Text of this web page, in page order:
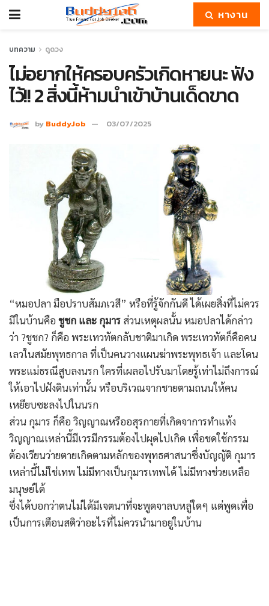
หางาน
บทความ ดูดวง
ไม่อยากให้ครอบครัวเกิดหายนะ ฟัง
ไว้!! 2 สิ่งนี้ห้ามนำเข้าบ้านเด็ดขาด
by BuddyJob 03/07/2025
“หมอปลา มือปราบสัมภเวสี” หรือที่รู้จักกันดี ได้เผยสิ่งที่ไม่ควร
มีในบ้านคือ ชูชก และ กุมาร ส่วนเหตุผลนั้น หมอปลาได้กล่าว
ว่า ?ชูชก? ก็คือ พระเทวทัตกลับชาติมาเกิด พระเทวทัตก็คือคน
เลวในสมัยพุทธกาล ที่เป็นคนวางแผนฆ่าพระพุทธเจ้า และโดน
พระแม่ธรณีสูบลงนรก ใครที่เผลอไปรับมาโดยรู้เท่าไม่ถึงการณ์
ให้เอาไปฝังดินเท่านั้น หรือบริเวณจากชายตามถนนให้คน
เหยียบซะลงไปในนรก
ส่วน กุมาร ก็คือ วิญญาณหรืออสุรกายที่เกิดจาการทำแท้ง
วิญญาณเหล่านี้มีเวรมีกรรมต้องไปผุดไปเกิด เพื่อชดใช้กรรม
ต้องเวียนว่ายตายเกิดตามหลักของพุทธศาสนาซึ่งบัญญัติ กุมาร
เหล่านี้ไม่ใช่เทพ ไม่มีทางเป็นกุมารเทพได้ ไม่มีทางช่วยเหลือ
มนุษย์ได้
ซึ่งได้บอกว่าตนไม่ได้มีเจตนาที่จะพูดจาลบหลู่ใดๆ แต่พูดเพื่อ
เป็นการเตือนสติว่าอะไรที่ไม่ควรนำมาอยู่ในบ้าน